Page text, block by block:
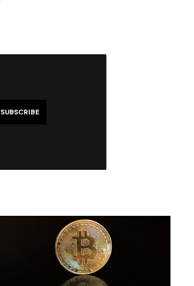
SUBSCRIBE